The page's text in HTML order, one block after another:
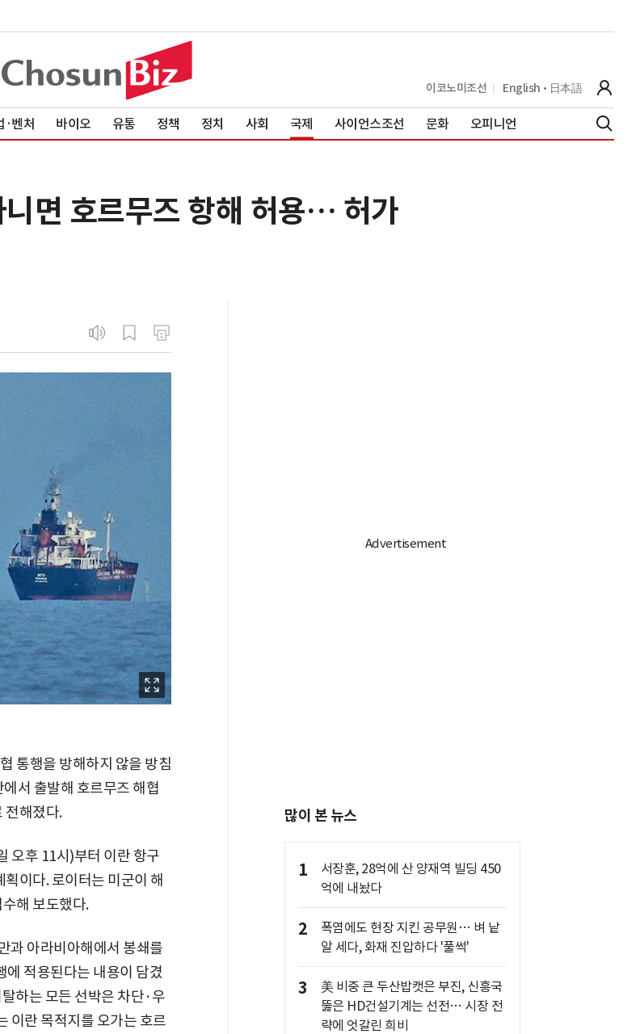
이코노미조선 English 日本語
·벤처 바이오 유통 정책 정치 사회 국제 사이언스조선 문화 오피니언
면 호르무즈 항해 허용… 허가
통행을 방해하지 않을 방침
서 출발해 호르무즈 해협
전해졌다.
오후 11시)부터 이란 항구
이다. 로이터는 미군이 해
해 보도했다.
과 아라비아해에서 봉쇄를
에 적용된다는 내용이 담겼
하는 모든 선박은 차단·우
이란 목적지를 오가는 호르
많이 본 뉴스
1
서장훈, 28억에 산 양재역 빌딩 450
억에 내놨다
2
폭염에도 현장 지킨 공무원… 벼 낱
알 세다, 화재 진압하다 '풀썩'
3
美 비중 큰 두산밥캣은 부진, 신흥국
뚫은 HD건설기계는 선전… 시장 전
략에 엇갈린 희비